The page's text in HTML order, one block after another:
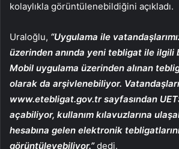
kolaylıkla görüntülenebildiğini açıkladı.
Uraloğlu, “Uygulama ile
üzerinden anında yeni tebligat ile ilgili
Mobil uygulama üzerinden alınan
olarak da arşivlenebiliyor.
www.etebligat.gov.tr sayfasından
açabiliyor, kullanım kılavuzlarına
hesabına gelen elektronik
görüntüleyebiliyor.”dedi.